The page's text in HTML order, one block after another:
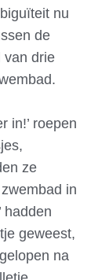
nu
de
van drie
in!’ roepen
ze
in
hadden
geweest,
na